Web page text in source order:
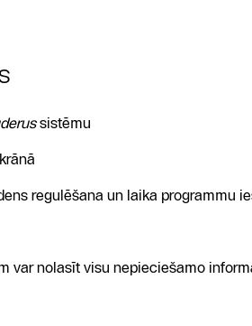
sistēmu
regulēšana un laika programmu
var nolasīt visu nepieciešamo